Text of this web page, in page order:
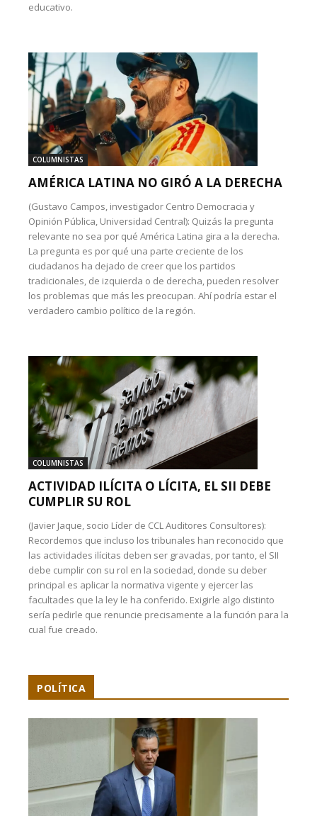
educativo.
COLUMNISTAS
AMÉRICA LATINA NO GIRÓ A LA DERECHA
(Gustavo Campos, investigador Centro Democracia y
Opinión Pública, Universidad Central): Quizás la pregunta
relevante no sea por qué América Latina gira a la derecha.
La pregunta es por qué una parte creciente de los
ciudadanos ha dejado de creer que los partidos
tradicionales, de izquierda o de derecha, pueden resolver
los problemas que más les preocupan. Ahí podría estar el
verdadero cambio político de la región.
COLUMNISTAS
ACTIVIDAD ILÍCITA O LÍCITA, EL SII DEBE
CUMPLIR SU ROL
(Javier Jaque, socio Líder de CCL Auditores Consultores):
Recordemos que incluso los tribunales han reconocido que
las actividades ilícitas deben ser gravadas, por tanto, el SII
debe cumplir con su rol en la sociedad, donde su deber
principal es aplicar la normativa vigente y ejercer las
facultades que la ley le ha conferido. Exigirle algo distinto
sería pedirle que renuncie precisamente a la función para la
cual fue creado.
POLÍTICA